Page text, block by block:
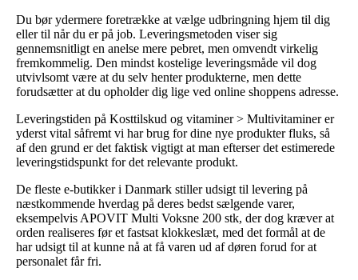
Du bør ydermere foretrække at vælge udbringning hjem til dig
eller til når du er på job. Leveringsmetoden viser sig
gennemsnitligt en anelse mere pebret, men omvendt virkelig
fremkommelig. Den mindst kostelige leveringsmåde vil dog
utvivlsomt være at du selv henter produkterne, men dette
forudsætter at du opholder dig lige ved online shoppens adresse.
Leveringstiden på Kosttilskud og vitaminer > Multivitaminer er
yderst vital såfremt vi har brug for dine nye produkter fluks, så
af den grund er det faktisk vigtigt at man efterser det estimerede
leveringstidspunkt for det relevante produkt.
De fleste e-butikker i Danmark stiller udsigt til levering på
næstkommende hverdag på deres bedst sælgende varer,
eksempelvis APOVIT Multi Voksne 200 stk, der dog kræver at
orden realiseres før et fastsat klokkeslæt, med det formål at de
har udsigt til at kunne nå at få varen ud af døren forud for at
personalet får fri.